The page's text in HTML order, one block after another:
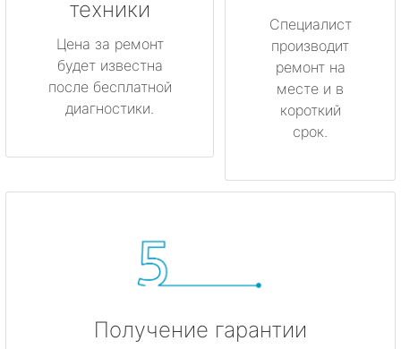
техники
Цена за ремонт
будет известна
после бесплатной
диагностики.
Специалист
производит
ремонт на
месте и в
короткий
срок.
Получение гарантии